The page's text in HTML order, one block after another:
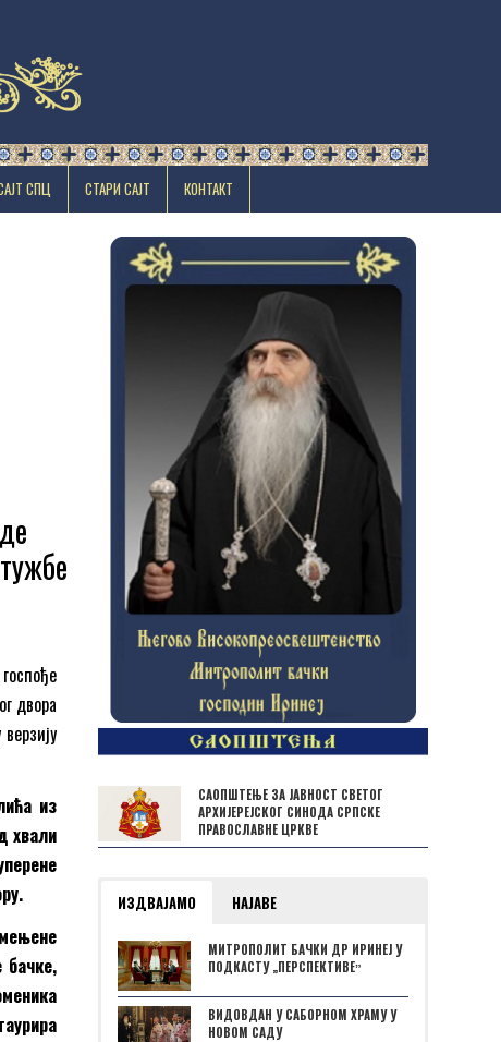
СПЦ СТАРИ САЈТ КОНТАКТ
двора
из
хвали
бачке,
САОПШТЕЊЕ ЗА ЈАВНОСТ СВЕТОГ
АРХИЈЕРЕЈСКОГ СИНОДА СРПСКЕ
ПРАВОСЛАВНЕ ЦРКВЕ
ИЗДВАЈАМО НАЈАВЕ
МИТРОПОЛИТ БАЧКИ ДР ИРИНЕЈ У
ПОДКАСТУ „ПЕРСПЕКТИВЕˮ
ВИДОВДАН У САБОРНОМ ХРАМУ У
НОВОМ САДУ